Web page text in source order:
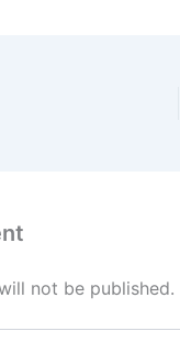
not be published.